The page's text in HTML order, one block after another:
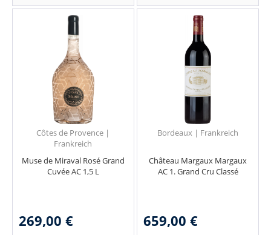
Côtes de Provence |
Frankreich
Muse de Miraval Rosé Grand
Cuvée AC 1,5 L
269,00 €
Bordeaux | Frankreich
Château Margaux Margaux
AC 1. Grand Cru Classé
659,00 €